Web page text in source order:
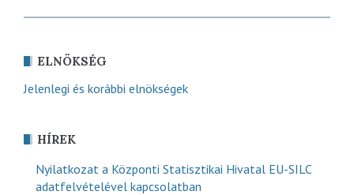
ELNÖKSÉG
Jelenlegi és korábbi elnökségek
HÍREK
Nyilatkozat a Központi Statisztikai Hivatal EU-SILC
adatfelvételével kapcsolatban